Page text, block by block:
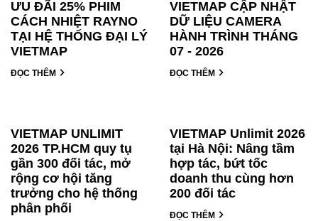
ƯU ĐÃI 25% PHIM
CÁCH NHIỆT RAYNO
TẠI HỆ THỐNG ĐẠI LÝ
VIETMAP
ĐỌC THÊM
VIETMAP CẬP NHẬT
DỮ LIỆU CAMERA
HÀNH TRÌNH THÁNG
07 - 2026
ĐỌC THÊM
VIETMAP UNLIMIT
2026 TP.HCM quy tụ
gần 300 đối tác, mở
rộng cơ hội tăng
trưởng cho hệ thống
phân phối
VIETMAP Unlimit 2026
tại Hà Nội: Nâng tầm
hợp tác, bứt tốc
doanh thu cùng hơn
200 đối tác
ĐỌC THÊM